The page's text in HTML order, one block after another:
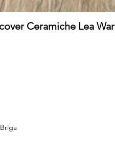
Ceramiche Lea